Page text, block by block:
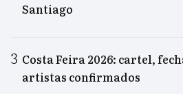
Santiago
Costa Feira 2026: cartel,
artistas confirmados